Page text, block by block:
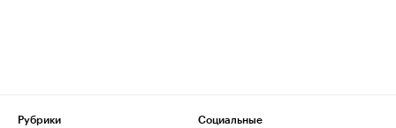
Рубрики
Социальные